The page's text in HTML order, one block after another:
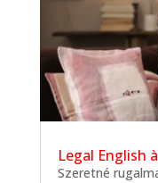
Legal English
Szeretné